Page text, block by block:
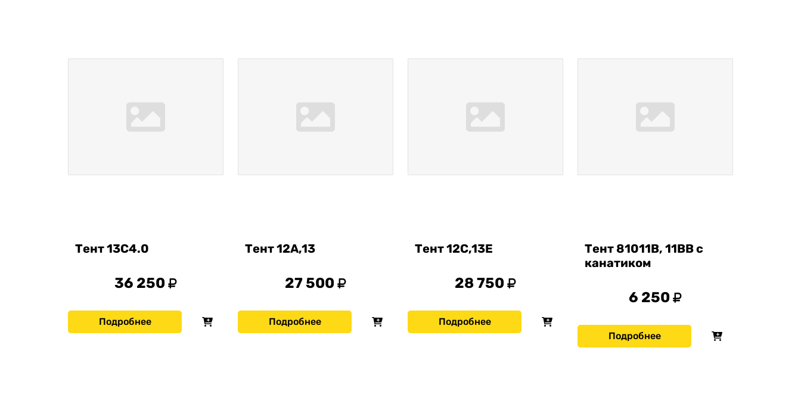
Тент 13С4.0
36 250
Подробнее
Тент 12А,13
27 500
Подробнее
Тент 12С,13Е
28 750
Подробнее
Тент 81011В, 11ВВ с
канатиком
6 250
Подробнее